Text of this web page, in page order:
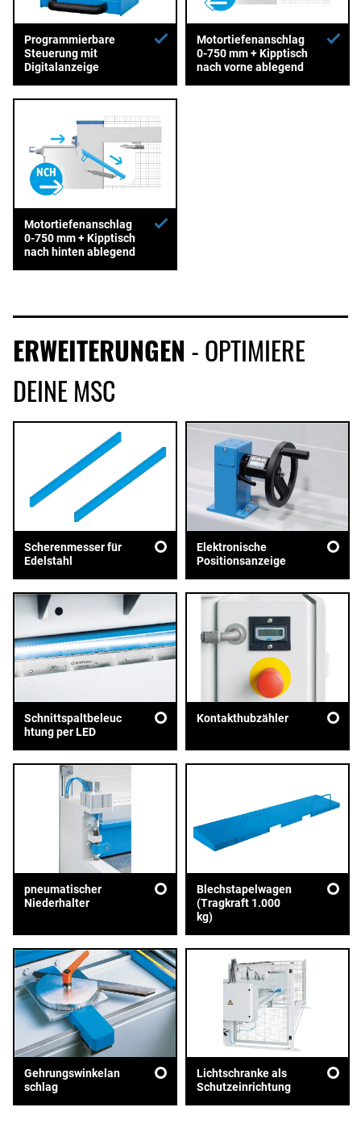
Programmierbare
Steuerung mit
Digitalanzeige
Motortiefenanschlag
0-750 mm + Kipptisch
nach vorne ablegend
Motortiefenanschlag
0-750 mm + Kipptisch
nach hinten ablegend
ERWEITERUNGEN - OPTIMIERE
DEINE MSC
Scherenmesser für
Edelstahl
Elektronische
Positionsanzeige
Schnittspaltbeleuc
htung per LED
Kontakthubzähler
pneumatischer
Niederhalter
Blechstapelwagen
(Tragkraft 1.000
kg)
Gehrungswinkelan
schlag
Lichtschranke als
Schutzeinrichtung